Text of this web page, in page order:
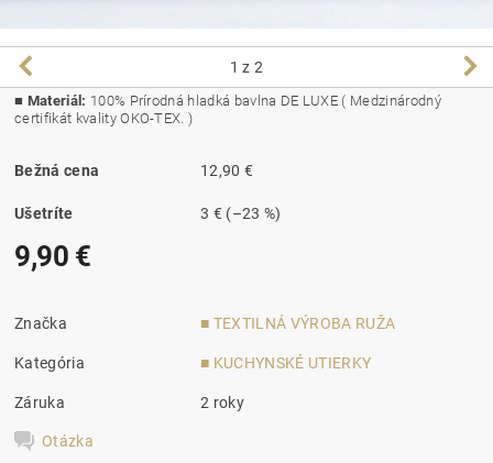
1 z 2
■ Materiál: 100% Prírodná hladká bavlna DE LUXE ( Medzinárodný
certifikát kvality OKO-TEX. )
Bežná cena 12,90 €
Ušetríte 3 € (–23 %)
9,90 €
Značka ■ TEXTILNÁ VÝROBA RUŽA
Kategória ■ KUCHYNSKÉ UTIERKY
Záruka 2 roky
Otázka